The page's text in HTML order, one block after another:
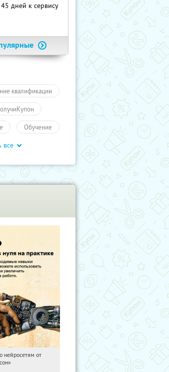
дней к сервису
квалификации
Обучение
все
Получили:
нейросетям от